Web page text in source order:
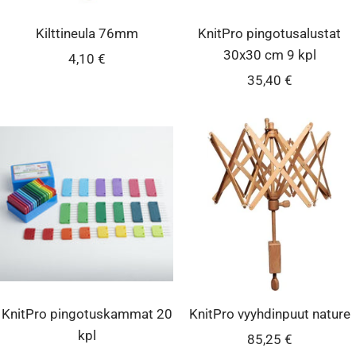
Kilttineula 76mm
Alennushinta
4,10 €
KnitPro pingotusalustat
30x30 cm 9 kpl
Alennushinta
35,40 €
KnitPro pingotuskammat 20
kpl
KnitPro vyyhdinpuut nature
Alennushinta
85,25 €